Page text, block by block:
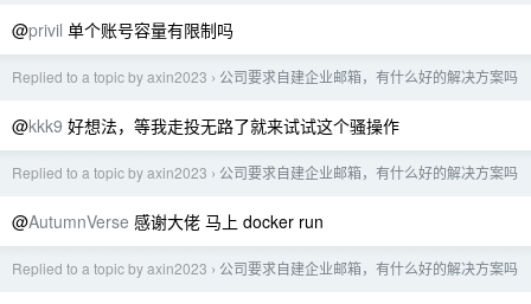
@privil 单个账号容量有限制吗
Replied to a topic by axin2023 › 公司要求自建企业邮箱，有什么好的解决方案吗
@kkk9 好想法，等我走投无路了就来试试这个骚操作
Replied to a topic by axin2023 › 公司要求自建企业邮箱，有什么好的解决方案吗
@AutumnVerse 感谢大佬 马上 docker run
Replied to a topic by axin2023 › 公司要求自建企业邮箱，有什么好的解决方案吗